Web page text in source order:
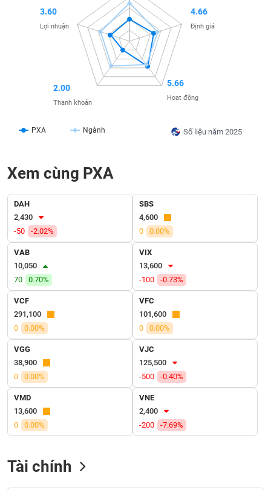
Số liệu năm 2025
PXA Ngành
4.66
Định giá
5.66
Hoạt động
2.00
Thanh khoản
3.60
Lợi nhuận
Xem cùng PXA
DAH
2,430
-50
-2.02%
SBS
4,600
0
0.00%
VAB
10,050
70
0.70%
VIX
13,600
-100
-0.73%
VCF
291,100
0
0.00%
VFC
101,600
0
0.00%
VGG
38,900
0
0.00%
VJC
125,500
-500
-0.40%
VMD
13,600
0
0.00%
VNE
2,400
-200
-7.69%
Tài chính
KHỎE
NGHỆ
TIN
DỊCH
VỤ
TRUYỀN
THÔNG
TIỆN
ÍCH
BẤT
SẢN